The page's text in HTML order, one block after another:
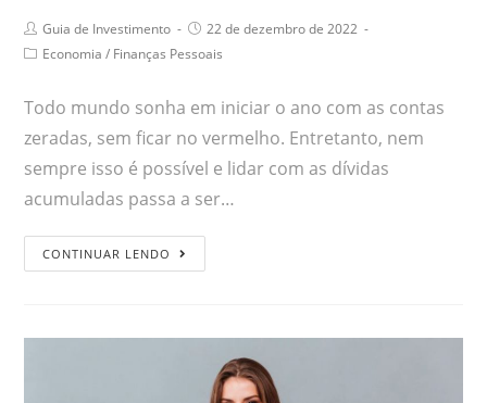
Guia de Investimento
22 de dezembro de 2022
Economia / Finanças Pessoais
Todo mundo sonha em iniciar o ano com as contas
zeradas, sem ficar no vermelho. Entretanto, nem
sempre isso é possível e lidar com as dívidas
acumuladas passa a ser…
CONTINUAR LENDO